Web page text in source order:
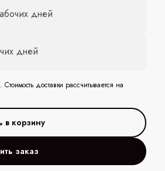
дней
дней
доставки рассчитывается на
заказ